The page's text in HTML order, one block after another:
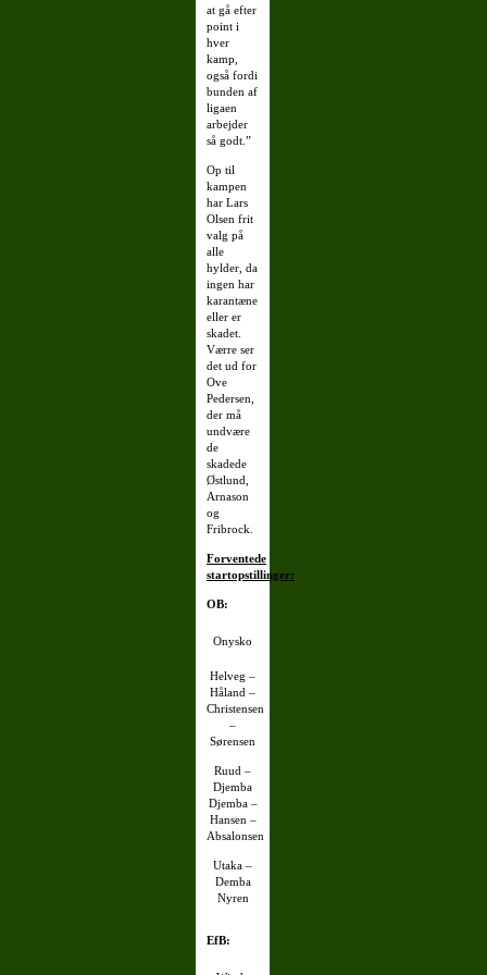
at gå efter
point i
hver
kamp,
også fordi
bunden af
ligaen
arbejder
så godt.”
Op til
kampen
har Lars
Olsen frit
valg på
alle
hylder, da
ingen har
karantæne
eller er
skadet.
Værre ser
det ud for
Ove
Pedersen,
der må
undvære
de
skadede
Østlund,
Arnason
og
Fribrock.
Forventede
startopstillinger:
OB:
Onysko
Helveg –
Håland –
Christensen
–
Sørensen
Ruud –
Djemba
Djemba –
Hansen –
Absalonsen
Utaka –
Demba
Nyren
EfB: